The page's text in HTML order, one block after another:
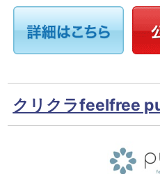
クリクラfeelfree